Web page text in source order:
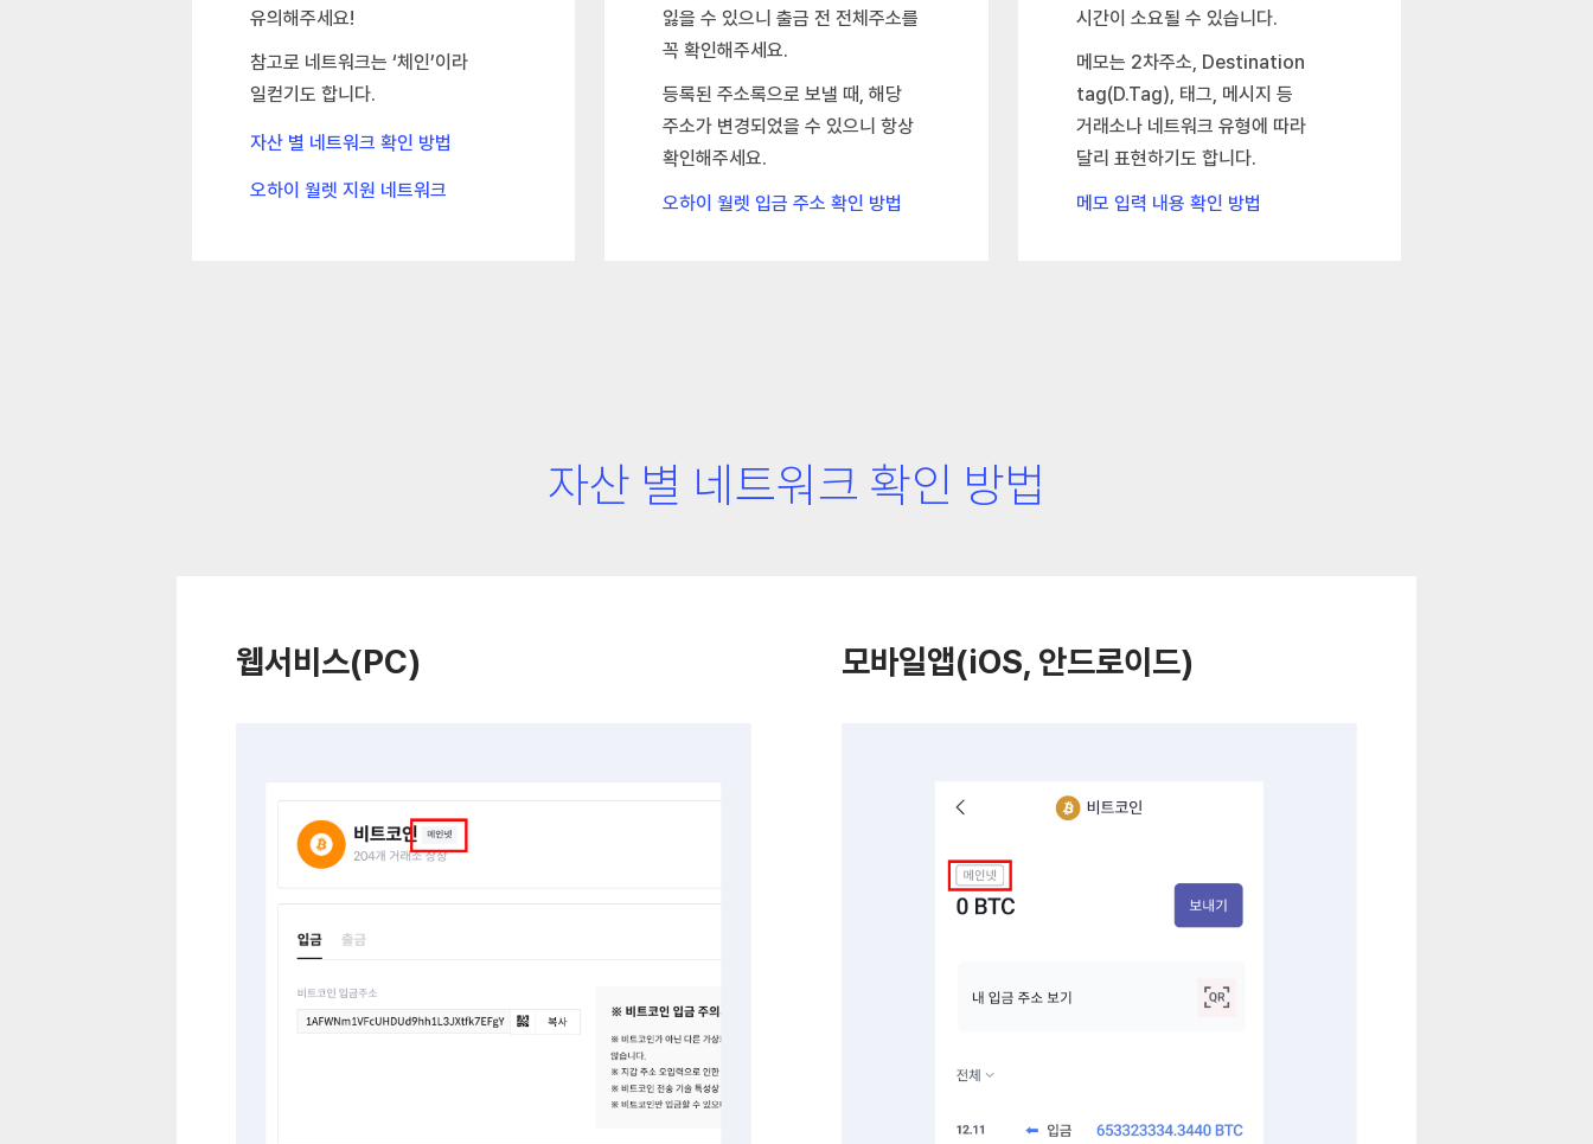
유의해주세요!
참고로 네트워크는 ‘체인’이라
일컫기도 합니다.
자산 별 네트워크 확인 방법
오하이 월렛 지원 네트워크
잃을 수 있으니 출금 전 전체주소를
꼭 확인해주세요.
등록된 주소록으로 보낼 때, 해당
주소가 변경되었을 수 있으니 항상
확인해주세요.
오하이 월렛 입금 주소 확인 방법
시간이 소요될 수 있습니다.
메모는 2차주소, Destination
tag(D.Tag), 태그, 메시지 등
거래소나 네트워크 유형에 따라
달리 표현하기도 합니다.
메모 입력 내용 확인 방법
자산 별 네트워크 확인 방법
웹서비스(PC) 모바일앱(iOS, 안드로이드)